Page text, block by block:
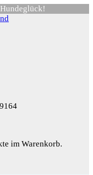
im Warenkorb.